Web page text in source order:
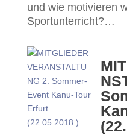
und wie motivieren
Sportunterricht?…